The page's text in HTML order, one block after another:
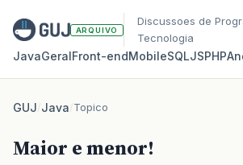
ARQUIVO
Discussoes de
Tecnologia
JavaGeralFront‑endMobileSQLJSPHP
GUJ/Java/Topico
Maior e menor!